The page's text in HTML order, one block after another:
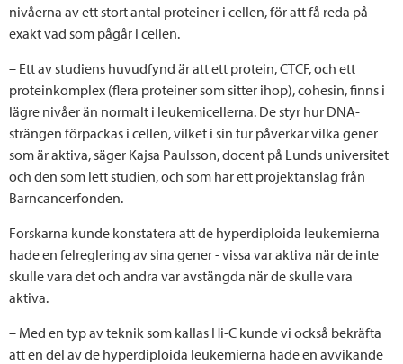
nivåerna av ett stort antal proteiner i cellen, för att få reda på
exakt vad som pågår i cellen.
– Ett av studiens huvudfynd är att ett protein, CTCF, och ett
proteinkomplex (flera proteiner som sitter ihop), cohesin, finns i
lägre nivåer än normalt i leukemicellerna. De styr hur DNA-
strängen förpackas i cellen, vilket i sin tur påverkar vilka gener
som är aktiva, säger Kajsa Paulsson, docent på Lunds universitet
och den som lett studien, och som har ett projektanslag från
Barncancerfonden.
Forskarna kunde konstatera att de hyperdiploida leukemierna
hade en felreglering av sina gener - vissa var aktiva när de inte
skulle vara det och andra var avstängda när de skulle vara
aktiva.
– Med en typ av teknik som kallas Hi-C kunde vi också bekräfta
att en del av de hyperdiploida leukemierna hade en avvikande